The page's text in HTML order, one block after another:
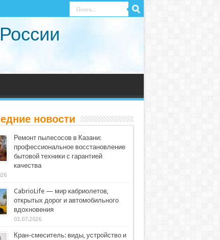
новости
Ремонт пылесосов в Казани:
профессиональное восстановление
бытовой техники с гарантией
качества
CabrioLife — мир кабриолетов,
открытых дорог и автомобильного
вдохновения
03.07.2026
Кран-смеситель: виды, устройство и